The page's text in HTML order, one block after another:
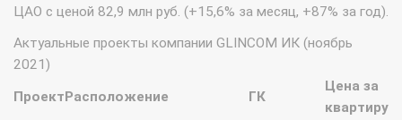
ЦАО с ценой 82,9 млн руб. (+15,6% за месяц, +87% за год).
Актуальные проекты компании GLINCOM ИК (ноябрь
2021)
Проект Расположение ГК
Цена за
квартиру